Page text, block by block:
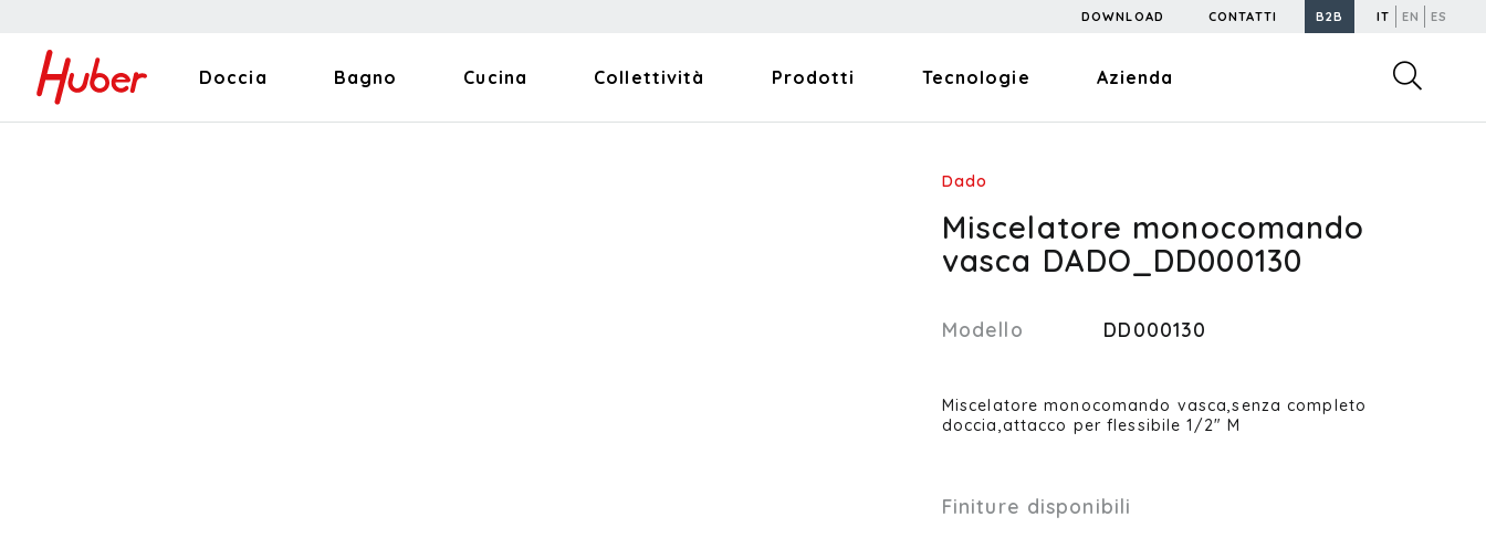
DOWNLOAD CONTATTI B2B IT EN ES
Doccia Bagno Cucina Collettività Prodotti Tecnologie Azienda
Dado
Miscelatore monocomando
vasca DADO_DD000130
Modello DD000130
Miscelatore monocomando vasca,senza completo
doccia,attacco per flessibile 1/2" M
Finiture disponibili